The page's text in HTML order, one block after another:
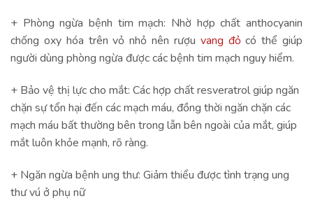
+ Phòng ngừa bệnh tim mạch: Nhờ hợp chất anthocyanin
chống oxy hóa trên vỏ nhỏ nên rượu vang đỏcó thể giúp
người dùng phòng ngừa được các bệnh tim mạch nguy hiểm.
+ Bảo vệ thị lực cho mắt: Các hợp chất resveratrol giúp ngăn
chặn sự tổn hại đến các mạch máu, đồng thời ngăn chặn các
mạch máu bất thường bên trong lẫn bên ngoài của mắt, giúp
mắt luôn khỏe mạnh, rõ ràng.
+ Ngăn ngừa bệnh ung thư: Giảm thiểu được tình trạng ung
thư vú ở phụ nữ